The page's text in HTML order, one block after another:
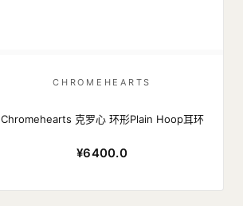
CHROMEHEARTS
Chromehearts 克罗心 环形Plain Hoop耳环
¥6400.0